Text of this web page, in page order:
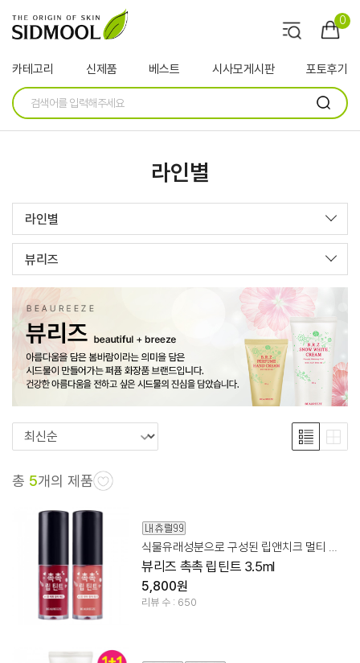
0
카테고리 신제품 베스트 시사모게시판 포토후기
라인별
라인별
뷰리즈
총 5개의 제품
식물유래성분으로 구성된 립앤치크 멀티 틴트
뷰리즈 촉촉 립틴트 3.5ml
5,800원
리뷰 수 : 650